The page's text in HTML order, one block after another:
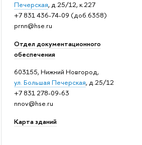
Печерская, д.25/12, к.227
+7 831 436-74-09 (доб.6358)
prnn@hse.ru
Отдел документационного
обеспечения
603155, Нижний Новгород,
ул. Большая Печерская, д.25/12
+7 831 278-09-63
nnov@hse.ru
Карта зданий